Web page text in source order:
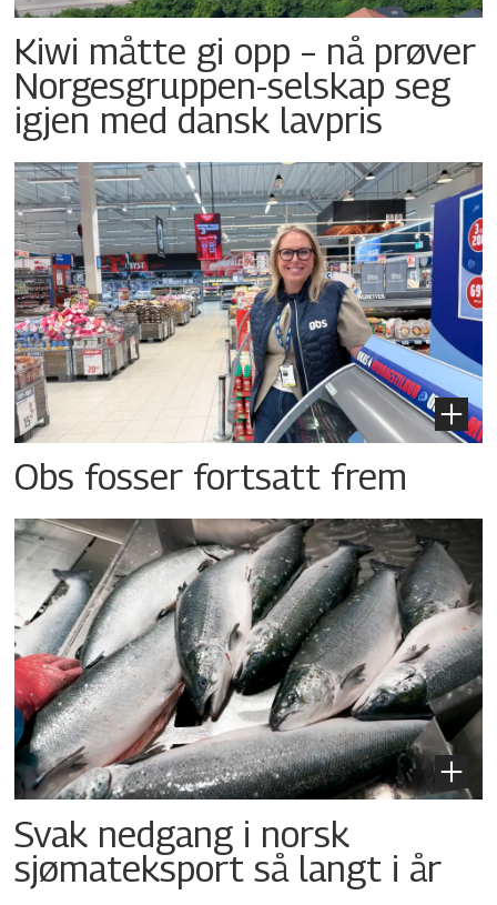
Kiwi måtte gi opp – nå prøver
Norgesgruppen-selskap seg
igjen med dansk lavpris
Obs fosser fortsatt frem
Svak nedgang i norsk
sjømateksport så langt i år